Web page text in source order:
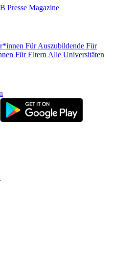
Presse Magazine
Für Auszubildende Für
Für Eltern Alle Universitäten